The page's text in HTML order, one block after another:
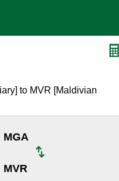
to MVR [Maldivian
MGA
MVR